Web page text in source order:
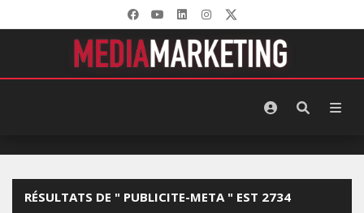
RÉSULTATS DE " PUBLICITE-META " EST 2734